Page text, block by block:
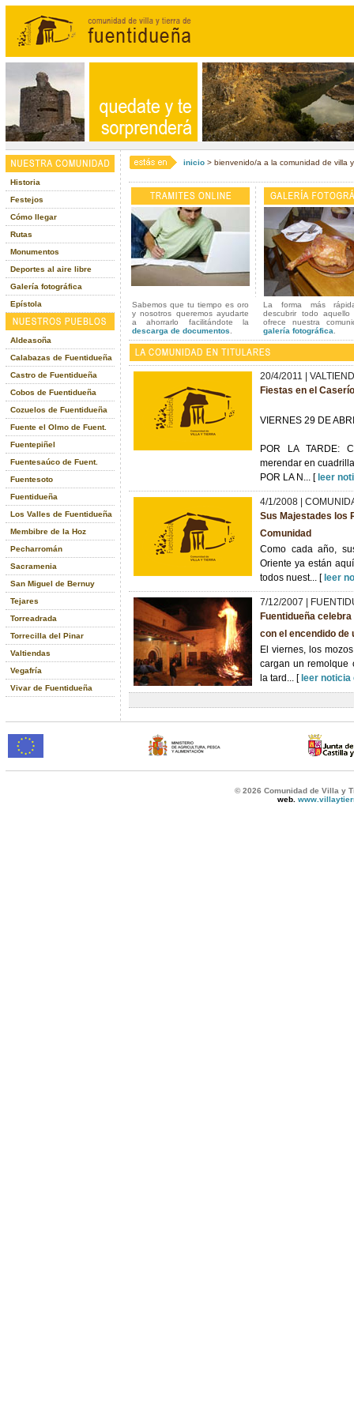
Historia
Festejos
Cómo llegar
Rutas
Monumentos
Deportes al aire libre
Galería fotográfica
Epístola
Aldeasoña
Calabazas de Fuentidueña
Castro de Fuentidueña
Cobos de Fuentidueña
Cozuelos de Fuentidueña
Fuente el Olmo de Fuent.
Fuentepiñel
Fuentesaúco de Fuent.
Fuentesoto
Fuentidueña
Los Valles de Fuentidueña
Membibre de la Hoz
Pecharromán
Sacramenia
San Miguel de Bernuy
Tejares
Torreadrada
Torrecilla del Pinar
Valtiendas
Vegafría
Vivar de Fuentidueña
inicio > bienvenido/a a la comunidad de villa
Sabemos que tu tiempo es oro
y nosotros queremos ayudarte
a ahorrarlo facilitándote la
descarga de documentos
La forma más
descubrir todo
ofrece nuestra
galería fotográfica
20/4/2011 |
Fiestas en el
VIERNES 29 DE
POR LA TARDE:
merendar en
POR LA N... [ leer
4/1/2008 |
Sus Majestades los
Comunidad
Como cada año,
Oriente ya están
todos nuest... [ leer
7/12/2007 |
Fuentidueña
con el encendido de
El viernes, los
cargan un remolque
la tard... [ leer
© 2026 Comunidad de Villa y
web.